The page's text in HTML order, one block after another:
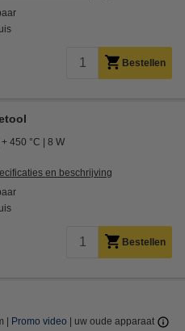
Bestellen
+ 450 °C 8 W
en beschrijving
Bestellen
Promo video uw oude apparaat